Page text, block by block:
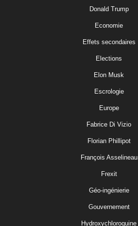
Donald Trump
Economie
Effets secondaires
Elections
Elon Musk
Escrologie
Europe
Fabrice Di Vizio
Florian Phillipot
François Asselineau
Frexit
Géo-ingénierie
Gouvernement
Hydroxychloroquine